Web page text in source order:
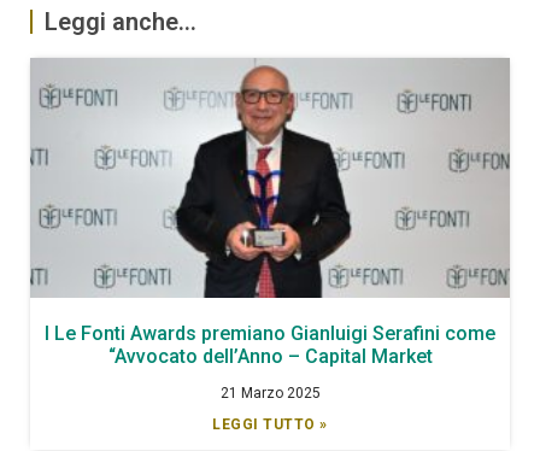
Leggi anche...
I Le Fonti Awards premiano Gianluigi Serafini come
“Avvocato dell’Anno – Capital Market
21 Marzo 2025
LEGGI TUTTO »